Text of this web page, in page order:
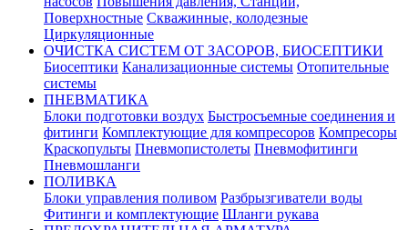
Поверхностные Скважинные, колодезные
Циркуляционные
ОЧИСТКА СИСТЕМ ОТ ЗАСОРОВ, БИОСЕПТИКИ
Биосептики Канализационные системы Отопительные
системы
ПНЕВМАТИКА
Блоки подготовки воздух Быстросъемные соединения и
фитинги Комплектующие для компресоров Компресоры
Краскопульты Пневмопистолеты Пневмофитинги
Пневмошланги
ПОЛИВКА
Блоки управления поливом Разбрызгиватели воды
Фитинги и комплектующие Шланги рукава